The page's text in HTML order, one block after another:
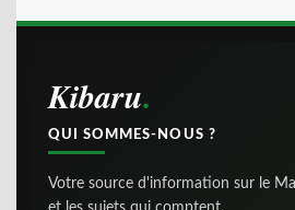
Kibaru
QUI SOMMES-NOUS ?
Votre source d'information sur le